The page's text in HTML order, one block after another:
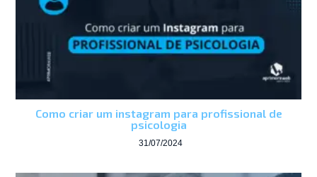
Como criar um instagram para profissional de
psicologia
31/07/2024